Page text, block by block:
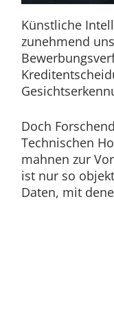
Künstliche
zunehmend
Doch
Technischen
mahnen zur
ist nur so
Daten, mit